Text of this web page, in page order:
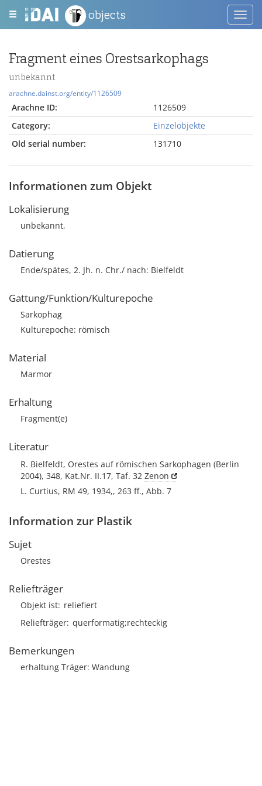
objects
Fragment eines Orestsarkophags
unbekannt
arachne.dainst.org/entity/1126509
Arachne ID:
1126509
Category:
Einzelobjekte
Old serial number:
131710
Informationen zum Objekt
Lokalisierung
unbekannt,
Datierung
Ende/spätes, 2. Jh. n. Chr./ nach: Bielfeldt
Gattung/Funktion/Kulturepoche
Sarkophag
Kulturepoche: römisch
Material
Marmor
Erhaltung
Fragment(e)
Literatur
R. Bielfeldt, Orestes auf römischen Sarkophagen (Berlin
2004), 348, Kat.Nr. II.17, Taf. 32 Zenon
L. Curtius, RM 49, 1934,, 263 ff., Abb. 7
Information zur Plastik
Sujet
Orestes
Reliefträger
Objekt ist reliefiert
Reliefträger querformatig;rechteckig
Bemerkungen
erhaltung Träger: Wandung